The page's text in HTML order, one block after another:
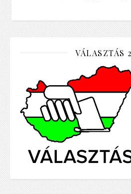
VÁLASZTÁS